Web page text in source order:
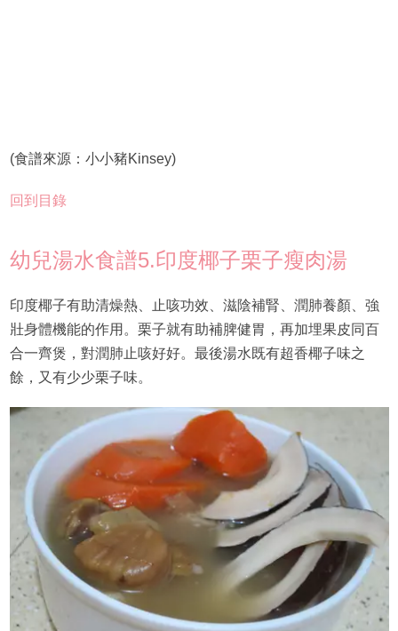
(食譜來源：小小豬Kinsey)
回到目錄
幼兒湯水食譜5.印度椰子栗子瘦肉湯
印度椰子有助清燥熱、止咳功效、滋陰補腎、潤肺養顏、強
壯身體機能的作用。栗子就有助補脾健胃，再加埋果皮同百
合一齊煲，對潤肺止咳好好。最後湯水既有超香椰子味之
餘，又有少少栗子味。